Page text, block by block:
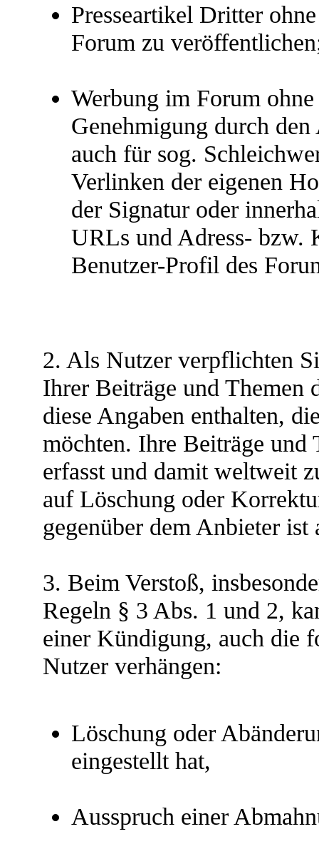
Presseartikel Dritter
Forum zu
Werbung im Forum
Genehmigung durch
auch für sog.
Verlinken der eigenen
der Signatur oder
URLs und Adress- bzw.
Benutzer-Profil des
2. Als Nutzer verpflichten
Ihrer Beiträge und Themen
diese Angaben enthalten,
möchten. Ihre Beiträge und
erfasst und damit weltweit
auf Löschung oder
gegenüber dem Anbieter ist
3. Beim Verstoß,
Regeln § 3 Abs. 1 und 2,
einer Kündigung, auch die
Nutzer verhängen:
Löschung oder
eingestellt hat,
Ausspruch einer